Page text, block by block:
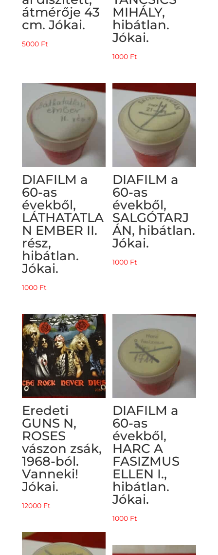
átmérője 43
cm. Jókai.
5000 Ft
MIHÁLY,
hibátlan.
Jókai.
1000 Ft
DIAFILM a
60-as
évekből,
LÁTHATATLA
N EMBER II.
rész,
hibátlan.
Jókai.
1000 Ft
DIAFILM a
60-as
évekből,
SALGÓTARJ
ÁN, hibátlan.
Jókai.
1000 Ft
Eredeti
GUNS N,
ROSES
vászon zsák,
1968-ból.
Vanneki!
Jókai.
12000 Ft
DIAFILM a
60-as
évekből,
HARC A
FASIZMUS
ELLEN I.,
hibátlan.
Jókai.
1000 Ft